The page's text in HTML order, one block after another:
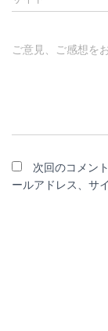
ご意見、ご感想を
次回のコメン
ールアドレス、サ